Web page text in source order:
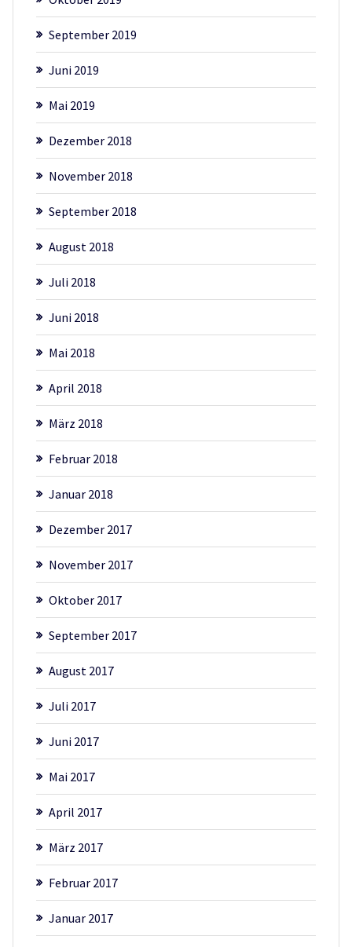
September 2019
Juni 2019
Mai 2019
Dezember 2018
November 2018
September 2018
August 2018
Juli 2018
Juni 2018
Mai 2018
April 2018
März 2018
Februar 2018
Januar 2018
Dezember 2017
November 2017
Oktober 2017
September 2017
August 2017
Juli 2017
Juni 2017
Mai 2017
April 2017
März 2017
Februar 2017
Januar 2017